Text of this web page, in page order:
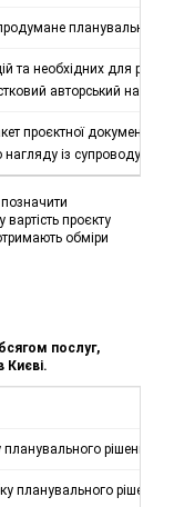
планувальне
та необхідних для
авторський нагляд
проєктної документації,
із супроводу
проєкту
обміри
послуг,
Києві.
рішення та
планувального рішення,